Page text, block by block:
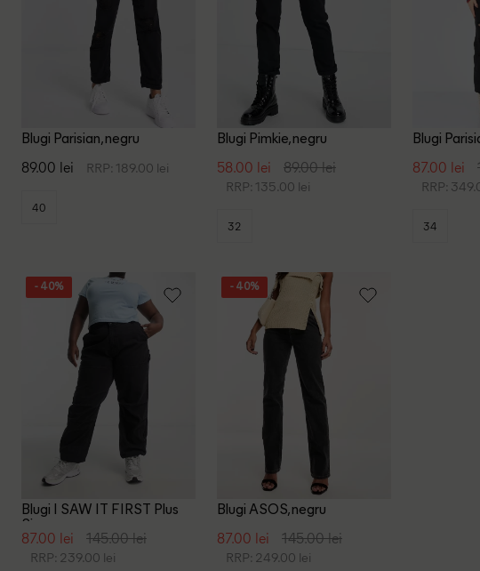
Blugi Parisian, negru
89.00 lei RRP: 189.00 lei
40
Blugi Pimkie, negru
58.00 lei 89.00 lei
RRP: 135.00 lei
32
Blugi
87.00 lei
RRP:
34
- 40%
Blugi I SAW IT FIRST Plus
Size, negru
87.00 lei 145.00 lei
RRP: 239.00 lei
- 40%
Blugi ASOS, negru
87.00 lei 145.00 lei
RRP: 249.00 lei